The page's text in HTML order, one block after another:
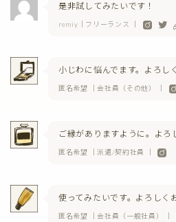
是非試してみたいです！
remiy｜フリーランス ｜
小じわに悩んでます。よろし
匿名希望 ｜会社員（その他） ｜
ご縁がありますように。よろ
匿名希望 ｜派遣/契約社員 ｜
使ってみたいです。よろしく
匿名希望 ｜会社員（一般社員） ｜